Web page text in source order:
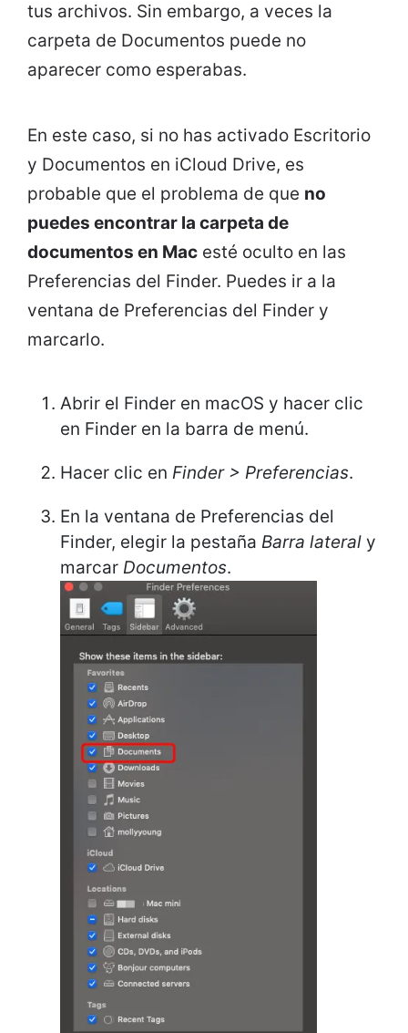
tus archivos. Sin embargo, a veces la
carpeta de Documentos puede no
aparecer como esperabas.
En este caso, si no has activado Escritorio
y Documentos en iCloud Drive, es
probable que el problema de que no
puedes encontrar la carpeta de
documentos en Mac esté oculto en las
Preferencias del Finder. Puedes ir a la
ventana de Preferencias del Finder y
marcarlo.
Abrir el Finder en macOS y hacer clic
en Finder en la barra de menú.
Hacer clic en Finder > Preferencias.
En la ventana de Preferencias del
Finder, elegir la pestaña Barra lateral y
marcar Documentos.